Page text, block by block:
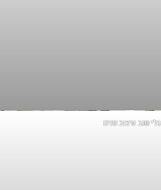
גלי שגב עיצוב פנים